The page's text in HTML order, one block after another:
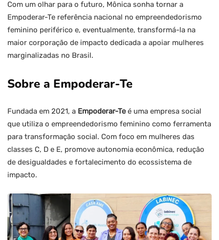
Com um olhar para o futuro, Mônica sonha tornar a
Empoderar-Te referência nacional no empreendedorismo
feminino periférico e, eventualmente, transformá-la na
maior corporação de impacto dedicada a apoiar mulheres
marginalizadas no Brasil.
Sobre a Empoderar-Te
Fundada em 2021, a Empoderar-Teé uma empresa social
que utiliza o empreendedorismo feminino como ferramenta
para transformação social. Com foco em mulheres das
classes C, D e E, promove autonomia econômica, redução
de desigualdades e fortalecimento do ecossistema de
impacto.